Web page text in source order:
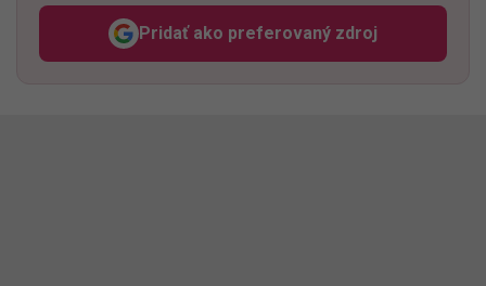
Pridať ako preferovaný zdroj
Odzadu, odkaz sa otvorí v